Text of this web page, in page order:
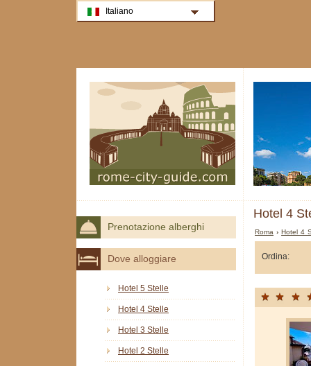
Hotel 4
Roma ›Hotel 4
Ordina:
Prenotazione alberghi
Dove alloggiare
Hotel 5 Stelle
Hotel 4 Stelle
Hotel 3 Stelle
Hotel 2 Stelle
Italiano